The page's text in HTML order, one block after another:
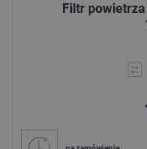
Filtr